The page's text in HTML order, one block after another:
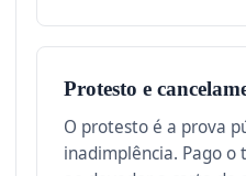
Protesto e
O protesto é a prova
inadimplência. Pago